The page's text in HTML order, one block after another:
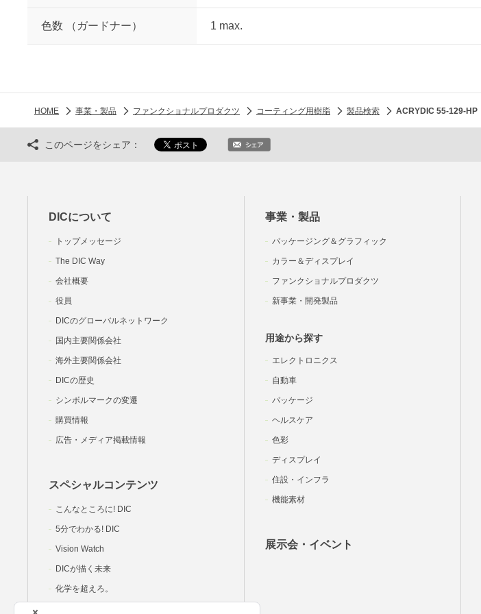
色数 （ガードナー） 1 max.
HOME 事業・製品 ファンクショナルプロダクツ コーティング用樹脂 製品検索 ACRYDIC 55-129-HP
このページをシェア：
DICについて
トップメッセージ
The DIC Way
会社概要
役員
DICのグローバルネットワーク
国内主要関係会社
海外主要関係会社
DICの歴史
シンボルマークの変遷
購買情報
広告・メディア掲載情報
スペシャルコンテンツ
こんなところに! DIC
5分でわかる! DIC
Vision Watch
DICが描く未来
化学を超えろ。
事業・製品
パッケージング＆グラフィック
カラー＆ディスプレイ
ファンクショナルプロダクツ
新事業・開発製品
用途から探す
エレクトロニクス
自動車
パッケージ
ヘルスケア
色彩
ディスプレイ
住設・インフラ
機能素材
展示会・イベント